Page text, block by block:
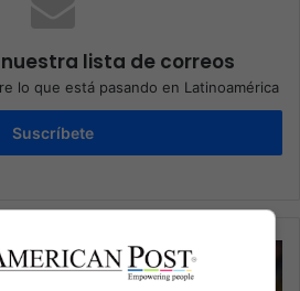
lista de correos
lo que está pasando en Latinoamérica
Suscríbete